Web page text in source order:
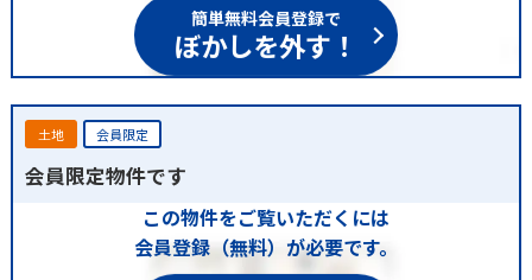
簡単無料会員登録で
ぼかしを外す！
土地 会員限定
会員限定物件です
この物件をご覧いただくには
会員登録（無料）が必要です。